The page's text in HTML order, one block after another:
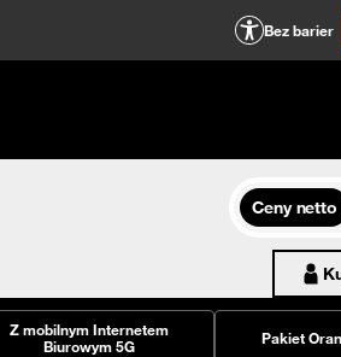
Bez barier
Ceny netto
Z mobilnym Internetem
Biurowym 5G
Pakiet